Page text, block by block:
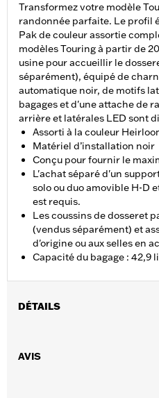
Transformez votre modèle
randonnée parfaite. Le profil
Pak de couleur assortie
modèles Touring à partir de
usine pour accueillir le
séparément), équipé de
automatique noir, de motifs
bagages et d'une attache de
arrière et latérales LED sont
Assorti à la couleur
Matériel d’installation noir
Conçu pour fournir le
L'achat séparé d'un
solo ou duo amovible H-D
est requis.
Les coussins de dosseret
(vendus séparément) et
d'origine ou aux selles en
Capacité du bagage : 42,9
DÉTAILS
Electra Glide® Standard, et à
AVIS